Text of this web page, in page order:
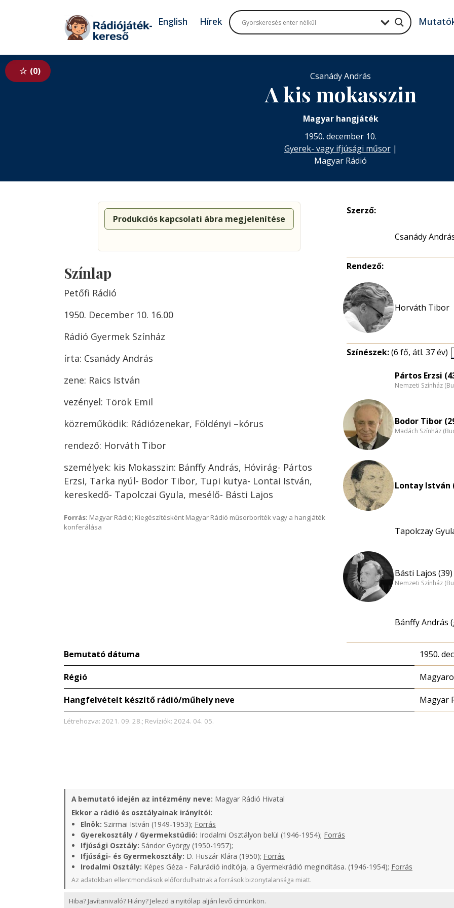
Tovább a tartalomhoz
English Hírek
0 Csanády András
A kis mokasszin
Magyar hangjáték
1950. december 10.
Gyerek- vagy ifjúsági műsor|
Magyar Rádió
Produkciós kapcsolati ábra megjelenítése
Színlap
Petőfi Rádió
1950. December 10. 16.00
Rádió Gyermek Színház
írta: Csanády András
zene: Raics István
vezényel: Török Emil
közreműködik: Rádiózenekar, Földényi –kórus
rendező: Horváth Tibor
személyek: kis Mokasszin: Bánffy András, Hóvirág- Pártos
Erzsi, Tarka nyúl- Bodor Tibor, Tupi kutya- Lontai István,
kereskedő- Tapolczai Gyula, mesélő- Básti Lajos
Forrás: Magyar Rádió; Kiegészítésként Magyar Rádió műsorboríték vagy a hangjáték
konferálása
Szerző:
Csanády
Rendező:
Színészek:(6 fő, átl. 37 év)
Pártos Erzsi
Nemzeti Színház
Bodor Tibor
Madách Színház
Lontay István
Tapolczay
Básti Lajos (39)
Nemzeti Színház
Bánffy András
Bemutató dátuma 1950.
Régió
Hangfelvételt készítő rádió/műhely neve Magyar
Létrehozva: 2021. 09. 28.; Revíziók: 2024. 04. 05.
A bemutató idején az intézmény neve: Magyar Rádió Hivatal
Ekkor a rádió és osztályainak irányítói:
Elnök: Szirmai István (1949-1953); Forrás
Gyerekosztály / Gyermekstúdió: Irodalmi Osztályon belül (1946-1954); Forrás
Ifjúsági Osztály: Sándor György (1950-1957);
Ifjúsági- és Gyermekosztály: D. Huszár Klára (1950); Forrás
Irodalmi Osztály: Képes Géza - Falurádió indítója, a Gyermekrádió megindítása. (1946-1954); Forrás
Az adatokban ellentmondások előfordulhatnak a források bizonytalansága miatt.
Hiba? Javítanivaló? Hiány? Jelezd a nyitólap alján levő címünkön.